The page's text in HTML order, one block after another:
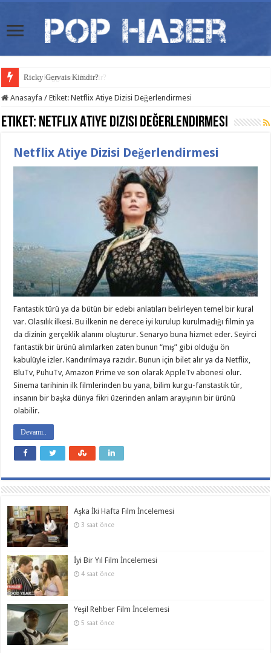
Craig Higginson Kimdir?
Ricky Gervais Kimdir?
Anasayfa / Etiket:Netflix Atiye Dizisi Değerlendirmesi
Etiket: Netflix Atiye Dizisi Değerlendirmesi
Netflix Atiye Dizisi Değerlendirmesi
Fantastik türü ya da bütün bir edebi anlatıları belirleyen temel bir kural
var. Olasılık ilkesi. Bu ilkenin ne derece iyi kurulup kurulmadığı filmin ya
da dizinin gerçeklik alanını oluşturur. Senaryo buna hizmet eder. Seyirci
fantastik bir ürünü alımlarken zaten bunun “mış” gibi olduğu ön
kabulüyle izler. Kandırılmaya razıdır. Bunun için bilet alır ya da Netflix,
BluTv, PuhuTv, Amazon Prime ve son olarak AppleTv abonesi olur.
Sinema tarihinin ilk filmlerinden bu yana, bilim kurgu-fanstastik tür,
insanın bir başka dünya fikri üzerinden anlam arayışının bir ürünü
olabilir.
Devamı..
Aşka İki Hafta Film İncelemesi
3 saat önce
İyi Bir Yıl Film İncelemesi
4 saat önce
Yeşil Rehber Film İncelemesi
5 saat önce